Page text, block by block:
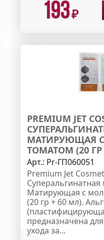
193₽
PREMIUM JET
МАТИРУЮЩАЯ
ТОМАТОМ (20 ГР
Арт.: Pr-ГП060051
Premium Jet
Суперальгинатная
Матирующая с
(20 гр + 60 мл).
предназначена
ухода за...